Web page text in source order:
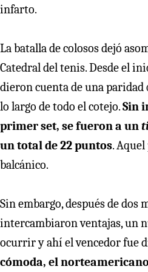
infarto.
La batalla de colosos dejó
Catedral del tenis. Desde el
dieron cuenta de una paridad
lo largo de todo el cotejo.Sin
primer set, se fueron a un
un total de 22 puntos.
balcánico.
Sin embargo, después de dos
intercambiaron ventajas, un
ocurrir y ahí el vencedor fue
cómoda, el